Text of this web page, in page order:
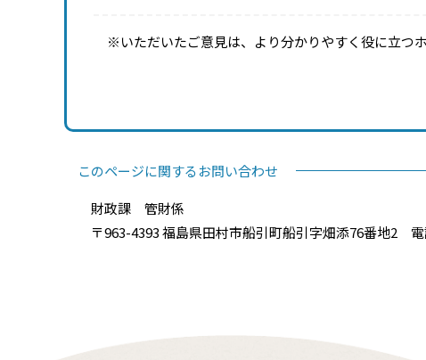
※いただいたご意見は、より分かりやすく役に立つ
このページに関するお問い合わせ
財政課 管財係
〒963-4393 福島県田村市船引町船引字畑添76番地2